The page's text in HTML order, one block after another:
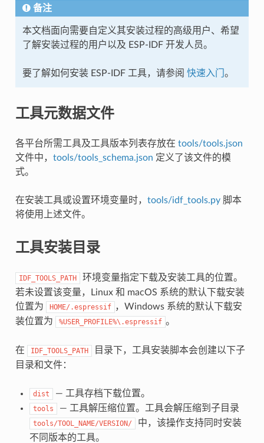
备注
本文档面向需要自定义其安装过程的高级用户、希望
了解安装过程的用户以及 ESP-IDF 开发人员。
要了解如何安装 ESP-IDF 工具，请参阅 快速入门 。
工具元数据文件
各平台所需工具及工具版本列表存放在 tools/tools.json
文件中， tools/tools_schema.json 定义了该文件的模
式。
在安装工具或设置环境变量时， tools/idf_tools.py脚本
将使用上述文件。
工具安装目录
IDF_TOOLS_PATH
环境变量指定下载及安装工具的位置。
若未设置该变量，Linux 和 macOS 系统的默认下载安装
位置为
HOME/.espressif ，Windows 系统的默认下载安
装位置为
%USER_PROFILE%\.espressif 。
在 IDF_TOOLS_PATH
目录下，工具安装脚本会创建以下子
目录和文件：
dist — 工具存档下载位置。
tools — 工具解压缩位置。工具会解压缩到子目录
tools/TOOL_NAME/VERSION/
中，该操作支持同时安装
不同版本的工具。